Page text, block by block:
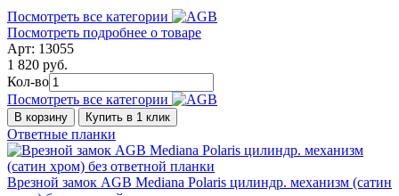
Посмотреть все категории
Посмотреть подробнее о товаре
Арт: 13055
1 820 руб.
Кол-во
Посмотреть все категории
В корзину Купить в 1 клик
Ответные планки
Врезной замок AGB Mediana Polaris цилиндр. механизм (сатин